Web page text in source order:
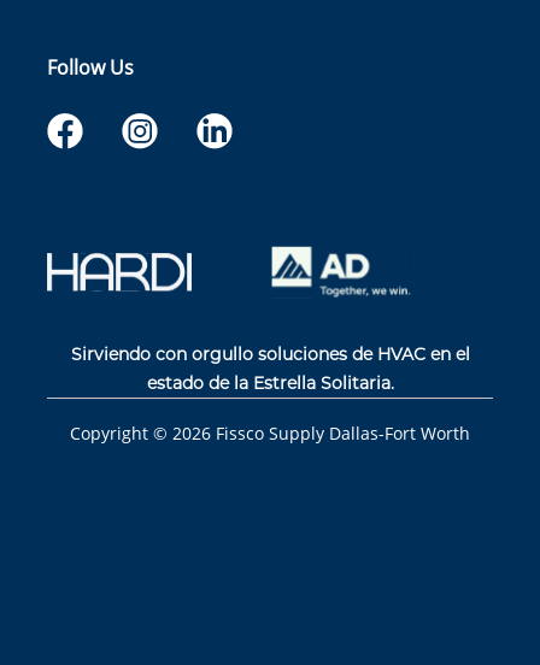
Follow Us
Sirviendo con orgullo soluciones de HVAC en el
estado de la Estrella Solitaria.
Copyright © 2026 Fissco Supply Dallas-Fort Worth